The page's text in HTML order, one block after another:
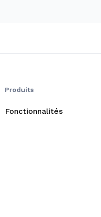
Produits
Fonctionnalités